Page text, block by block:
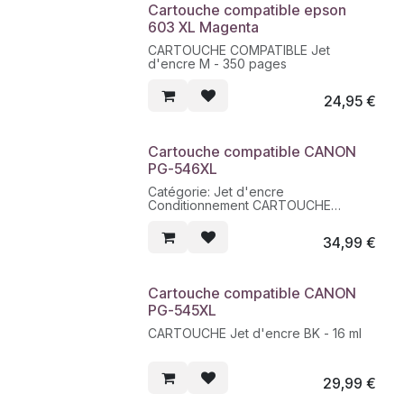
Cartouche compatible epson
603 XL Magenta
CARTOUCHE COMPATIBLE Jet
d'encre M - 350 pages
24,95€
Cartouche compatible CANON
PG-546XL
Catégorie: Jet d'encre
Conditionnement CARTOUCHE
Nature produit REMANUFACTURÉ
Nombre de pages 360
34,99 €
Cartouche compatible CANON
PG-545XL
CARTOUCHE Jet d'encre BK - 16 ml
29,99 €